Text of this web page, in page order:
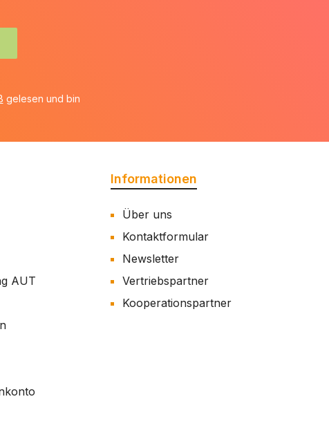
gelesen und bin
AUT
Informationen
Über uns
Kontaktformular
Newsletter
Vertriebspartner
Kooperationspartner